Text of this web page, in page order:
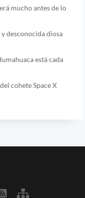
mucho antes de lo
desconocida diosa
está cada
cohete Space X